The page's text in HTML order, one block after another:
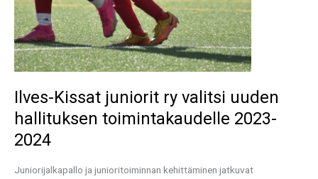
Ilves-Kissat juniorit ry valitsi uuden
hallituksen toimintakaudelle 2023-
2024
Juniorijalkapallo ja junioritoiminnan kehittäminen jatkuvat